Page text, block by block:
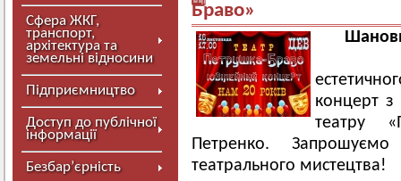
Сфера ЖКГ,
транспорт,
архітектура та
земельні відносини
Підприємництво
Доступ до публічної
інформації
Безбар’єрність
Браво»
концерт з
театру
Петренко.
театрального мистецтва!